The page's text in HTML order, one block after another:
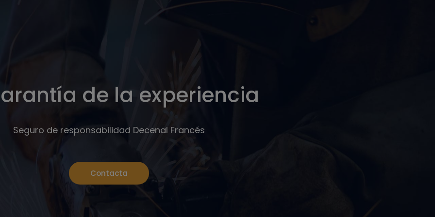
de la experiencia
Seguro de responsabilidad Decenal Francés
Contacta